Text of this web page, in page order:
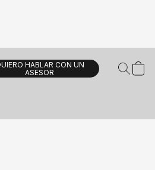
HABLAR CON UN
ASESOR